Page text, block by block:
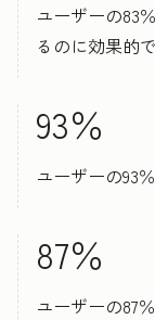
ユーザーの83
るのに効果的
93％
ユーザーの93
87％
ユーザーの87